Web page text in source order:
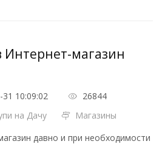
Интернет-магазин
31 10:09:02
26844
на Дачу
Магазины
давно и при необходимости